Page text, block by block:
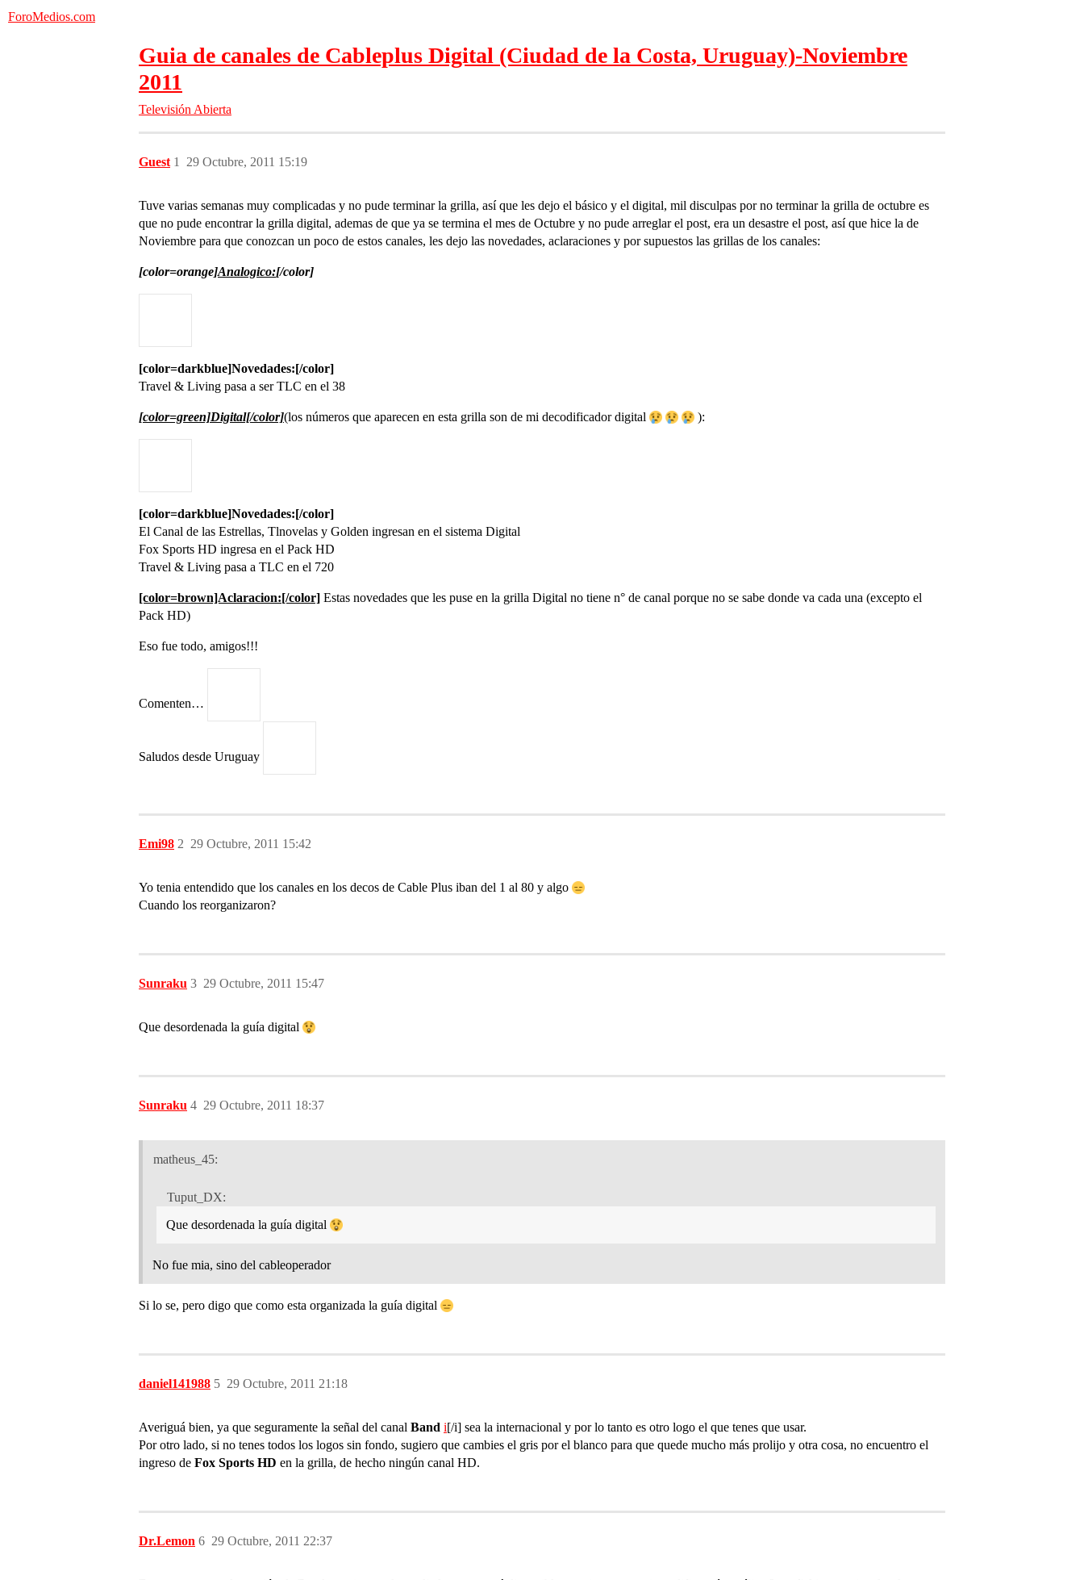
ForoMedios.com
Guia de canales de Cableplus Digital (Ciudad de la Costa, Uruguay)-Noviembre
2011
Televisión Abierta
Guest 29 Octubre, 2011 15:19
1
Tuve varias semanas muy complicadas y no pude terminar la grilla, así que les dejo el básico y el digital, mil disculpas por no terminar la grilla de octubre es
que no pude encontrar la grilla digital, ademas de que ya se termina el mes de Octubre y no pude arreglar el post, era un desastre el post, así que hice la de
Noviembre para que conozcan un poco de estos canales, les dejo las novedades, aclaraciones y por supuestos las grillas de los canales:
[color=orange]Analogico:[/color]
[color=darkblue]Novedades:[/color]
Travel & Living pasa a ser TLC en el 38
[color=green]Digital[/color](los números que aparecen en esta grilla son de mi decodificador digital ):
[color=darkblue]Novedades:[/color]
El Canal de las Estrellas, Tlnovelas y Golden ingresan en el sistema Digital
Fox Sports HD ingresa en el Pack HD
Travel & Living pasa a TLC en el 720
[color=brown]Aclaracion:[/color] Estas novedades que les puse en la grilla Digital no tiene n° de canal porque no se sabe donde va cada una (excepto el
Pack HD)
Eso fue todo, amigos!!!
Comenten…
Saludos desde Uruguay
Emi98 29 Octubre, 2011 15:42
2
Yo tenia entendido que los canales en los decos de Cable Plus iban del 1 al 80 y algo
Cuando los reorganizaron?
Sunraku 29 Octubre, 2011 15:47
3
Que desordenada la guía digital
Sunraku 29 Octubre, 2011 18:37
4
matheus_45:
Tuput_DX:
Que desordenada la guía digital
No fue mia, sino del cableoperador
Si lo se, pero digo que como esta organizada la guía digital
daniel141988 29 Octubre, 2011 21:18
5
Averiguá bien, ya que seguramente la señal del canal Band i[/i] sea la internacional y por lo tanto es otro logo el que tenes que usar.
Por otro lado, si no tenes todos los logos sin fondo, sugiero que cambies el gris por el blanco para que quede mucho más prolijo y otra cosa, no encuentro el
ingreso de Fox Sports HD en la grilla, de hecho ningún canal HD.
Dr.Lemon 29 Octubre, 2011 22:37
6